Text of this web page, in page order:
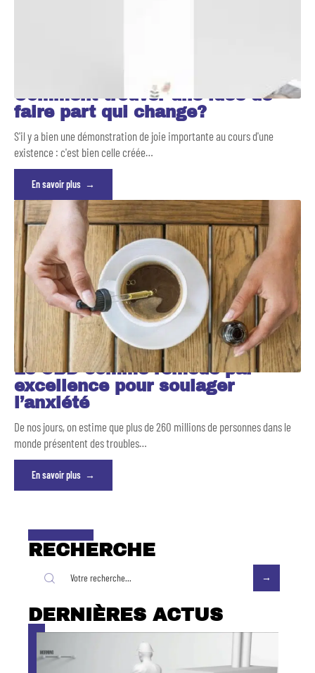
Comment trouver une idée de
faire part qui change?
S'il y a bien une démonstration de joie importante au cours d'une
existence : c'est bien celle créée…
En savoir plus
Le CBD comme remède par
excellence pour soulager
l’anxiété
De nos jours, on estime que plus de 260 millions de personnes dans le
monde présentent des troubles…
En savoir plus
RECHERCHE
DERNIÈRES ACTUS